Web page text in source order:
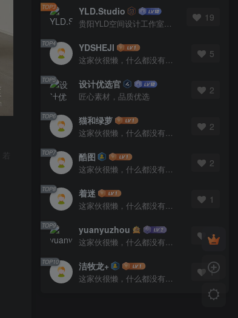
TOP3 YLD.Studio
贵阳YLD空间设计工作室，高端设计图库 ADVANCED CAD TEMPLATE 系列作者。联系邮箱：yld.studio@foxmail.com
19
TOP4 YDSHEJI
这家伙很懒，什么都没有写...
5
TOP5 设计优选官
匠心素材，品质优选
2
TOP6 猫和绿萝
这家伙很懒，什么都没有写...
2
TOP7 酷图
这家伙很懒，什么都没有写...
2
TOP8 着迷
这家伙很懒，什么都没有写...
1
TOP9 yuanyuzhou
这家伙很懒，什么都没有写...
1
TOP10 洁牧龙+
这家伙很懒，什么都没有写...
1